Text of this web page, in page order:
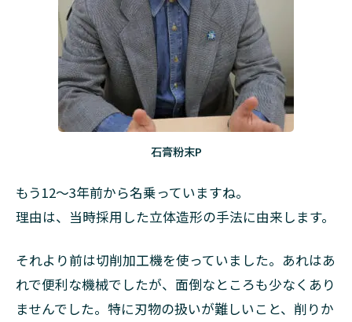
石膏粉末P
もう12〜3年前から名乗っていますね。
理由は、当時採用した立体造形の手法に由来します。
それより前は切削加工機を使っていました。あれはあ
れで便利な機械でしたが、面倒なところも少なくあり
ませんでした。特に刃物の扱いが難しいこと、削りか